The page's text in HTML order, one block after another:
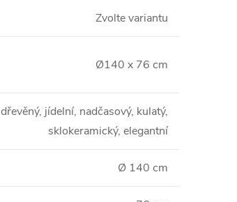
Zvolte variantu
Ø140 x 76 cm
dřevěný, jídelní, nadčasový, kulatý,
sklokeramický, elegantní
Ø 140 cm